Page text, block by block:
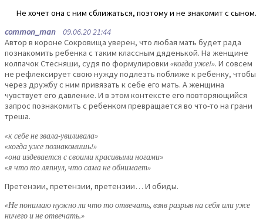
Не хочет она с ним сближаться, поэтому и не знакомит с сыном.
common_man 09.06.20 21:44
Автор в короне Сокровища уверен, что любая мать будет рада
познакомить ребенка с таким классным дяденькой. На женщине
колпачок Стесняши, судя по формулировки «когда уже!». И совсем
не рефлексирует свою нужду подлезть поближе к ребенку, чтобы
через дружбу с ним привязать к себе его мать. А женщина
чувствует его давление. И в этом контексте его повторяющийся
запрос познакомить с ребенком превращается во что-то на грани
треша.
«к себе не звала-увиливала»
«когда уже познакомишь!»
«она издевается с своими красивыми ногами»
«я что то ляпнул, что сама не обнимает»
Претензии, претензии, претензии… И обиды.
«Не понимаю нужно ли что то отвечать, взяв разрыв на себя или уже
ничего и не отвечать.»